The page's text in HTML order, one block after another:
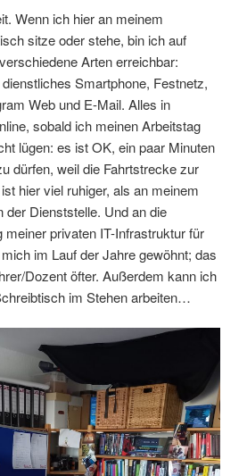
Wenn ich hier an meinem
sitze oder stehe, bin ich auf
Arten erreichbar:
Smartphone, Festnetz,
Web und E-Mail. Alles in
sobald ich meinen Arbeitstag
lügen: es ist OK, ein paar Minuten
dürfen, weil die Fahrtstrecke zur
hier viel ruhiger, als an meinem
der Dienststelle. Und an die
meiner privaten IT-Infrastruktur für
im Lauf der Jahre gewöhnt; das
Dozent öfter. Außerdem kann ich
im Stehen arbeiten…